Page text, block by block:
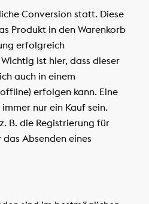
Conversion statt. Diese
Produkt in den Warenkorb
erfolgreich
ist hier, dass dieser
auch in einem
erfolgen kann. Eine
nur ein Kauf sein.
B. die Registrierung für
Absenden eines